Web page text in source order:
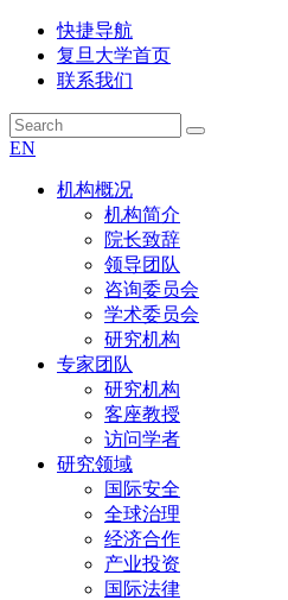
快捷导航
复旦大学首页
联系我们
EN
机构概况
机构简介
院长致辞
领导团队
咨询委员会
学术委员会
研究机构
专家团队
研究机构
客座教授
访问学者
研究领域
国际安全
全球治理
经济合作
产业投资
国际法律